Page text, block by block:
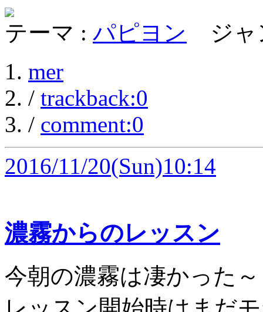
テーマ : パピヨン ジャ
mer
/ trackback:0
/ comment:0
2016/11/20(Sun)10:14
濃霧からのレッスン
今朝の濃霧は凄かった